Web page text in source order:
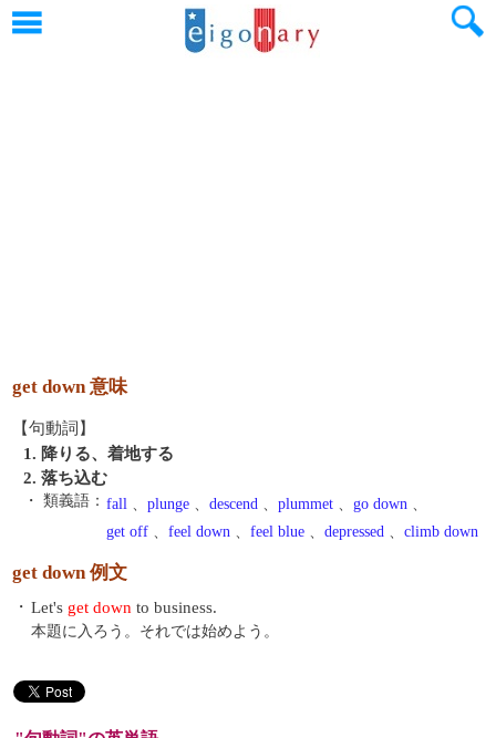
get down 意味
【句動詞】
1. 降りる、着地する
2. 落ち込む
・ 類義語： fall 、 plunge 、 descend 、 plummet 、 go down 、
get off 、 feel down 、 feel blue 、 depressed 、 climb down
get down 例文
・ Let's get down to business.
本題に入ろう。それでは始めよう。